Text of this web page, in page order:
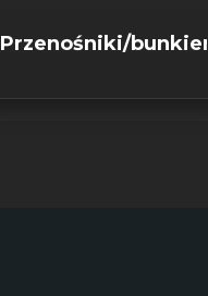
Przenośniki/bunkier